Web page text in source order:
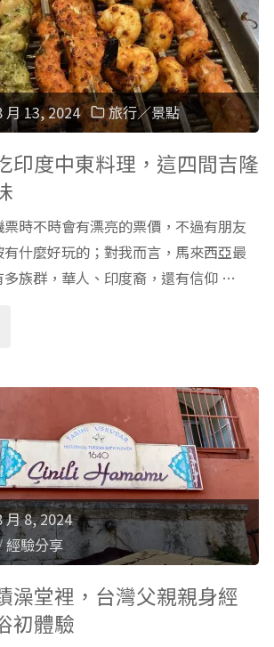
月 13, 2024 旅行／景點
印度中東料理，這四間吉隆
時不時會有漂亮的票價，不過有朋友
什麼好玩的；對我而言，馬來西亞最
多族群，華人、印度裔，還有信仰 …
月 8, 2024
經驗分享
澡堂裡，台灣父親親身經
初體驗